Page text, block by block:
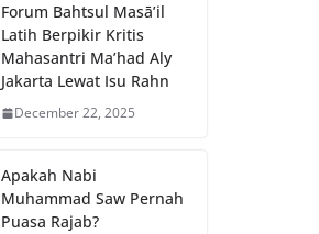
Forum Bahtsul Masā’il
Latih Berpikir Kritis
Mahasantri Ma’had Aly
Jakarta Lewat Isu Rahn
December 22, 2025
Apakah Nabi
Muhammad Saw Pernah
Puasa Rajab?